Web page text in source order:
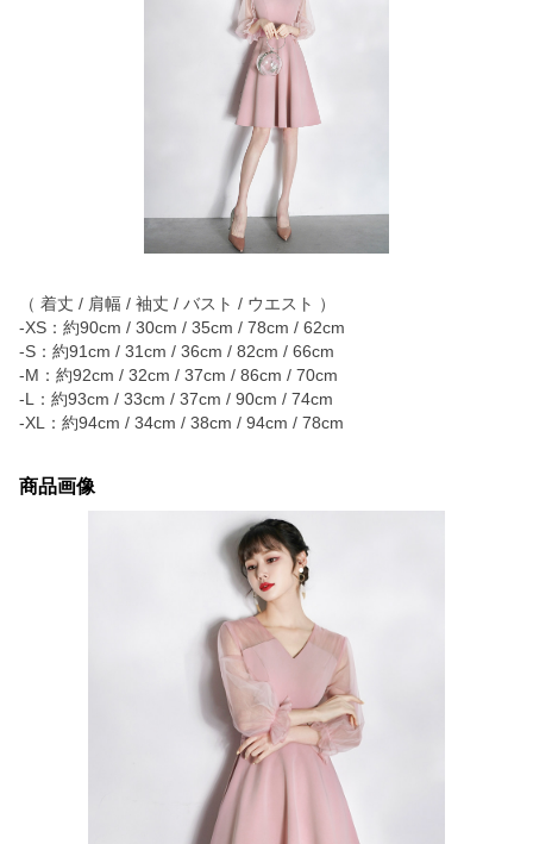
（ 着丈 / 肩幅 / 袖丈 / バスト / ウエスト ）
-XS：約90cm / 30cm / 35cm / 78cm / 62cm
-S：約91cm / 31cm / 36cm / 82cm / 66cm
-M：約92cm / 32cm / 37cm / 86cm / 70cm
-L：約93cm / 33cm / 37cm / 90cm / 74cm
-XL：約94cm / 34cm / 38cm / 94cm / 78cm
商品画像